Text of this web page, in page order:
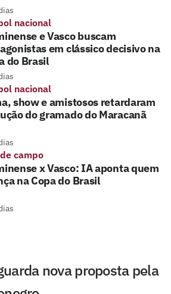
nacional
e Vasco buscam
em clássico decisivo na
do Brasil
nacional
show e amistosos retardaram
do gramado do Maracanã
campo
x Vasco: IA aponta quem
na Copa do Brasil
nova proposta pela